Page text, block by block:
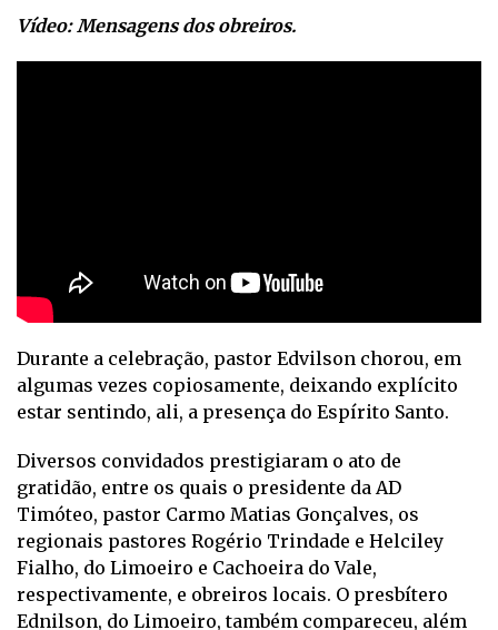
Vídeo: Mensagens dos obreiros.
Durante a celebração, pastor Edvilson chorou, em
algumas vezes copiosamente, deixando explícito
estar sentindo, ali, a presença do Espírito Santo.
Diversos convidados prestigiaram o ato de
gratidão, entre os quais o presidente da AD
Timóteo, pastor Carmo Matias Gonçalves, os
regionais pastores Rogério Trindade e Helciley
Fialho, do Limoeiro e Cachoeira do Vale,
respectivamente, e obreiros locais. O presbítero
Ednilson, do Limoeiro, também compareceu, além